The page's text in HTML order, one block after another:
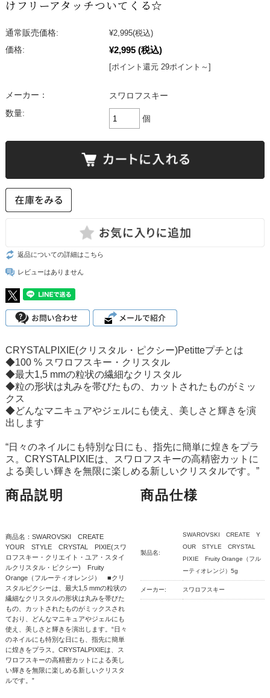
けフリーアタッチついてくる☆
通常販売価格: ¥2,995(税込)
価格:
¥2,995 (税込)
[ポイント還元 29ポイント～]
メーカー：
スワロフスキー
数量:
個
返品についての詳細はこちら
レビューはありません
CRYSTALPIXIE(クリスタル・ピクシー)Petitteプチとは
◆100 % スワロフスキー・クリスタル
◆最大1,5 mmの粒状の繊細なクリスタル
◆粒の形状は丸みを帯びたもの、カットされたものがミッ
クス
◆どんなマニキュアやジェルにも使え、美しさと輝きを演
出します
“日々のネイルにも特別な日にも、指先に簡単に煌きをプラ
ス。CRYSTALPIXIEは、スワロフスキーの高精密カットに
よる美しい輝きを無限に楽しめる新しいクリスタルです。”
商品説明
商品名：SWAROVSKI CREATE
YOUR STYLE CRYSTAL PIXIE(スワ
ロフスキー・クリエイト・ユア・スタイ
ルクリスタル・ピクシー) Fruity
Orange（フルーティオレンジ） ■クリ
スタルピクシーは、最大1,5 mmの粒状の
繊細なクリスタルの形状は丸みを帯びた
もの、カットされたものがミックスされ
ており、どんなマニキュアやジェルにも
使え、美しさと輝きを演出します。“日々
のネイルにも特別な日にも、指先に簡単
に煌きをプラス。CRYSTALPIXIEは、ス
ワロフスキーの高精密カットによる美し
い輝きを無限に楽しめる新しいクリスタ
ルです。”
商品仕様
製品名:
SWAROVSKI CREATE Y
OUR STYLE CRYSTAL
PIXIE Fruity Orange（フル
ーティオレンジ）5g
メーカー: スワロフスキー